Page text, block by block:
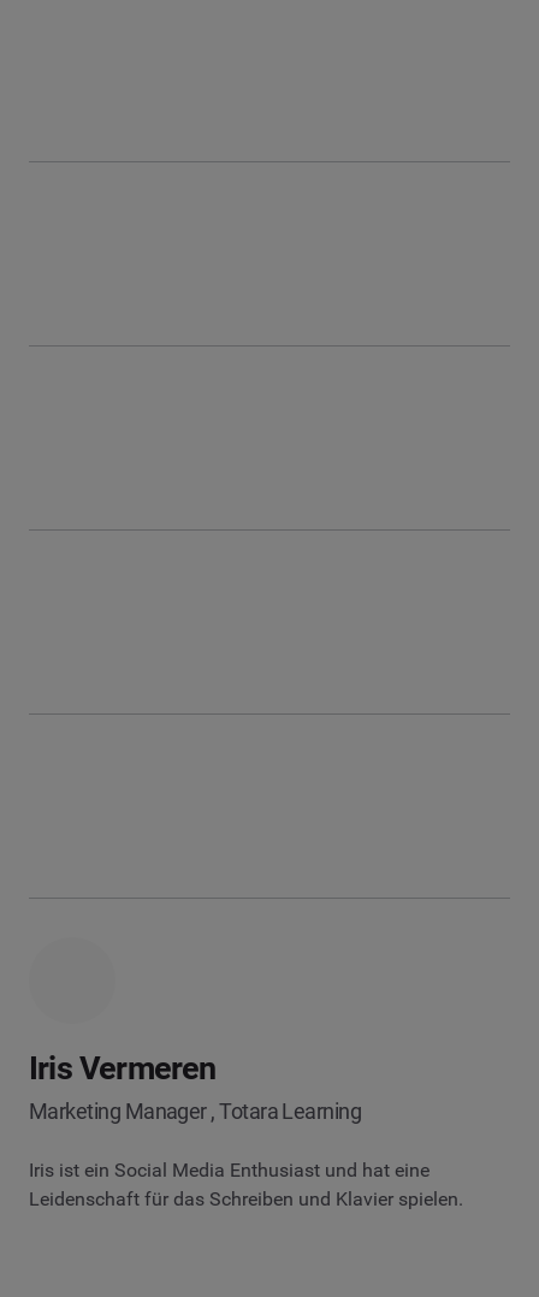
Iris Vermeren
Marketing Manager , Totara Learning
Iris ist ein Social Media Enthusiast und hat eine
Leidenschaft für das Schreiben und Klavier spielen.